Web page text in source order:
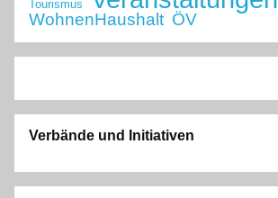
Tourismus
WohnenHaushalt ÖV
Verbände und Initiativen